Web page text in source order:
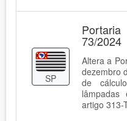
SP
73/2024
Altera a
dezembro
de
artigo 313-